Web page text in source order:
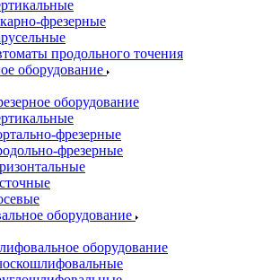
фрезерные
продольного точения
оборудование
оборудование
фрезерные
фрезерные
оборудование
оборудование